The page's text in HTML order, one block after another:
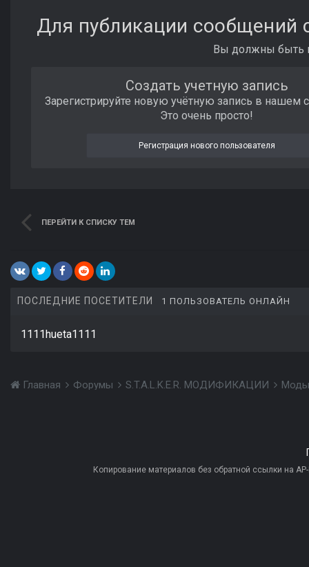
Для публикации сообщений
Вы должны быть
Создать учетную запись
Зарегистрируйте новую учётную запись в нашем
Это очень просто!
Регистрация нового пользователя
ПЕРЕЙТИ К СПИСКУ ТЕМ
ПОСЛЕДНИЕ ПОСЕТИТЕЛИ 1 ПОЛЬЗОВАТЕЛЬ ОНЛАЙН
1111hueta1111
Главная Форумы S.T.A.L.K.E.R. МОДИФИКАЦИИ
Копирование материалов без обратной ссылки на